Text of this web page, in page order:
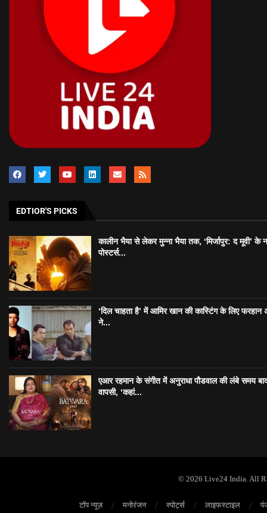
EDTIOR'S PICKS
कालीन भैया से लेकर मुन्ना भैया तक, ‘मिर्जापुर: द मूवी’ के
पोस्टर्स...
‘दिल चाहता है’ में आमिर खान की कास्टिंग के लिए फरहान
ने...
एआर रहमान के संगीत में अनुराधा पौडवाल की लंबे समय
वापसी, ‘कहां...
© 2026 Live24 India. All
टॉप न्यूज़ मनोरंजन स्पोर्ट्स लाइफस्टाइल